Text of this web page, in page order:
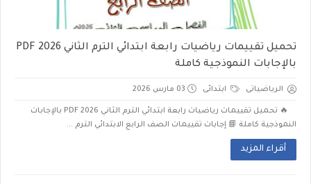
تحميل تقييمات رياضيات رابعة ابتدائي الترم الثاني 2026 PDF
بالإجابات النموذجية كاملة
الرياضياتى ابتدائى 03 مارس 2026
🔥 تحميل تقييمات رياضيات رابعة ابتدائي الترم الثاني 2026 PDF بالإجابات
النموذجية كاملة 📘 إجابات تقييمات الصف الرابع الابتدائي الترم ...
أقراء المزيد